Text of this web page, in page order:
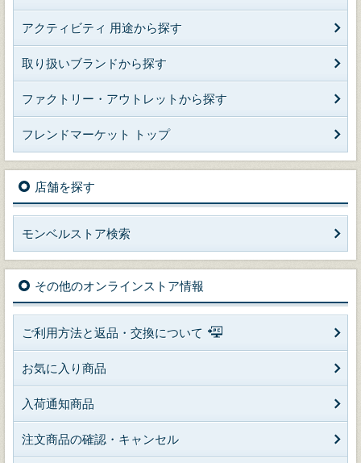
アクティビティ 用途から探す
取り扱いブランドから探す
ファクトリー・アウトレットから探す
フレンドマーケット トップ
店舗を探す
モンベルストア検索
その他のオンラインストア情報
ご利用方法と返品・交換について
お気に入り商品
入荷通知商品
注文商品の確認・キャンセル